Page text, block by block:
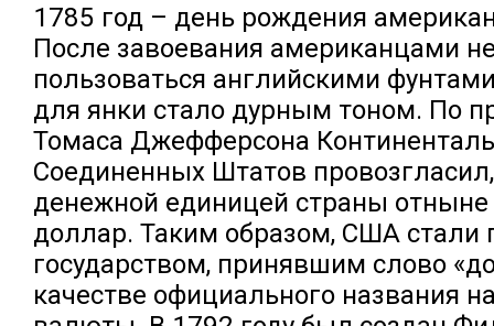
1785 год – день рождения
После завоевания американцами
пользоваться английскими
для янки стало дурным тоном. По
Томаса Джефферсона
Соединенных Штатов
денежной единицей страны отныне
доллар. Таким образом, США стали
государством, принявшим слово
качестве официального названия